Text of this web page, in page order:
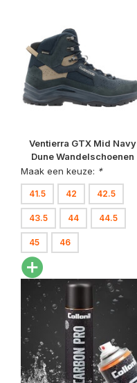
Ventierra GTX Mid Navy
Dune Wandelschoenen
Heren
Maak een keuze: *
41.5 42 42.5
43.5 44 44.5
45 46